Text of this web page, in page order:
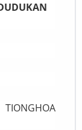
TIONGHOA